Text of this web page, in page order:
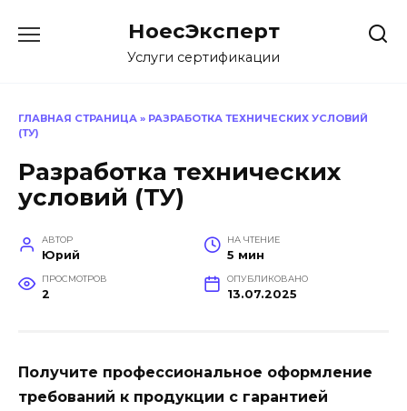
НоесЭксперт
Услуги сертификации
ГЛАВНАЯ СТРАНИЦА » РАЗРАБОТКА ТЕХНИЧЕСКИХ УСЛОВИЙ
(ТУ)
Разработка технических
условий (ТУ)
АВТОР
Юрий
НА ЧТЕНИЕ
5 мин
ПРОСМОТРОВ
2
ОПУБЛИКОВАНО
13.07.2025
Получите профессиональное оформление
требований к продукции с гарантией